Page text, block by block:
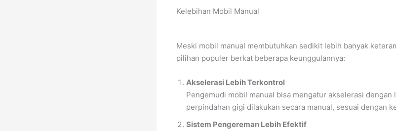
Kelebihan Mobil Manual
Meski mobil manual membutuhkan sedikit lebih banyak
pilihan populer berkat beberapa keunggulannya:
Akselerasi Lebih Terkontrol
Pengemudi mobil manual bisa mengatur akselerasi dengan
perpindahan gigi dilakukan secara manual, sesuai dengan
Sistem Pengereman Lebih Efektif